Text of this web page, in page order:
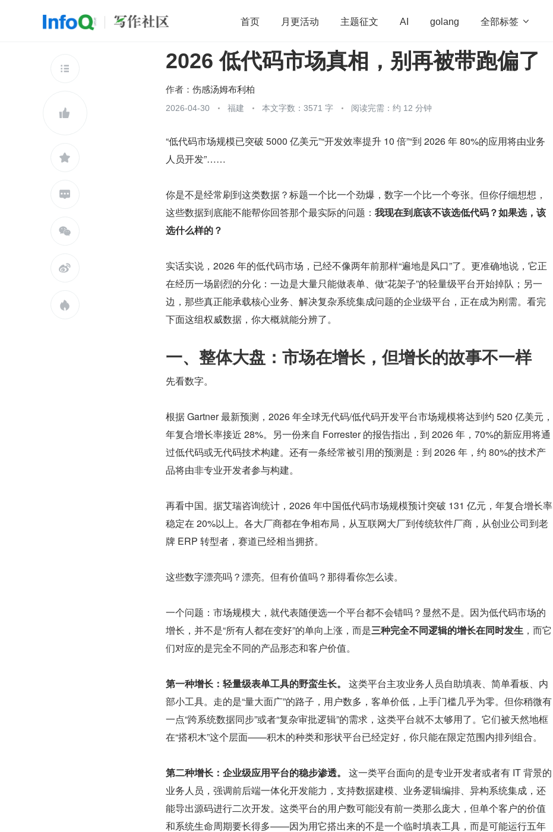
首页 月更活动 主题征文 AI golang 全部标签 
开源 架构 OpenHarmony 算法 学习方法 Web3.0 高效工作
团队管理
查看更多







2026 低代码市场真相，别再被带跑偏了
作者： 伤感汤姆布利柏
2026-04-30 福建 本文字数：3571 字 阅读完需：约 12 分钟
“低代码市场规模已突破 5000 亿美元”“开发效率提升 10 倍”“到 2026 年 80%的应用将由业务
人员开发”……
你是不是经常刷到这类数据？标题一个比一个劲爆，数字一个比一个夸张。但你仔细想想，
这些数据到底能不能帮你回答那个最实际的问题： 我现在到底该不该选低代码？如果选，该
选什么样的？
实话实说，2026 年的低代码市场，已经不像两年前那样“遍地是风口”了。更准确地说，它正
在经历一场剧烈的分化：一边是大量只能做表单、做“花架子”的轻量级平台开始掉队；另一
边，那些真正能承载核心业务、解决复杂系统集成问题的企业级平台，正在成为刚需。看完
下面这组权威数据，你大概就能分辨了。
一、整体大盘：市场在增长，但增长的故事不一样
先看数字。
根据 Gartner 最新预测，2026 年全球无代码/低代码开发平台市场规模将达到约 520 亿美元，
年复合增长率接近 28%。另一份来自 Forrester 的报告指出，到 2026 年，70%的新应用将通
过低代码或无代码技术构建。还有一条经常被引用的预测是：到 2026 年，约 80%的技术产
品将由非专业开发者参与构建。
再看中国。据艾瑞咨询统计，2026 年中国低代码市场规模预计突破 131 亿元，年复合增长率
稳定在 20%以上。各大厂商都在争相布局，从互联网大厂到传统软件厂商，从创业公司到老
牌 ERP 转型者，赛道已经相当拥挤。
这些数字漂亮吗？漂亮。但有价值吗？那得看你怎么读。
一个问题：市场规模大，就代表随便选一个平台都不会错吗？显然不是。因为低代码市场的
增长，并不是“所有人都在变好”的单向上涨，而是三种完全不同逻辑的增长在同时发生 ，而它
们对应的是完全不同的产品形态和客户价值。
第一种增长：轻量级表单工具的野蛮生长。
这类平台主攻业务人员自助填表、简单看板、内
部小工具。走的是“量大面广”的路子，用户数多，客单价低，上手门槛几乎为零。但你稍微有
一点“跨系统数据同步”或者“复杂审批逻辑”的需求，这类平台就不太够用了。它们被天然地框
在“搭积木”这个层面——积木的种类和形状平台已经定好，你只能在限定范围内排列组合。
第二种增长：企业级应用平台的稳步渗透。
这一类平台面向的是专业开发者或者有 IT 背景的
业务人员，强调前后端一体化开发能力，支持数据建模、业务逻辑编排、异构系统集成，还
能导出源码进行二次开发。这类平台的用户数可能没有前一类那么庞大，但单个客户的价值
和系统生命周期要长得多——因为用它搭出来的不是一个临时填表工具，而是可能运行五年